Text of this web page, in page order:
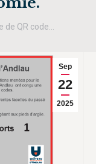
de QR code…
Sep
22
2025